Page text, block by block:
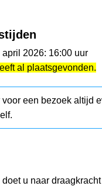
2026: 16:00 uur
al plaatsgevonden.
een bezoek altijd
u naar